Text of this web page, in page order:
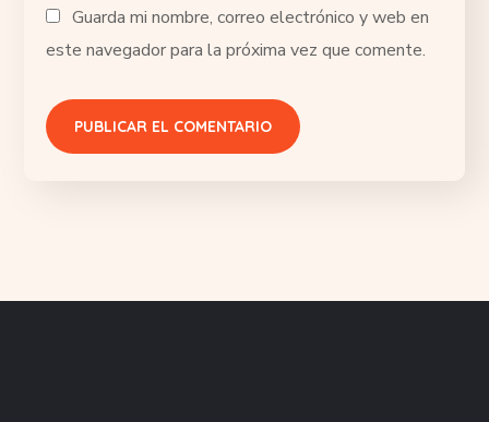
Guarda mi nombre, correo electrónico y web en
este navegador para la próxima vez que comente.